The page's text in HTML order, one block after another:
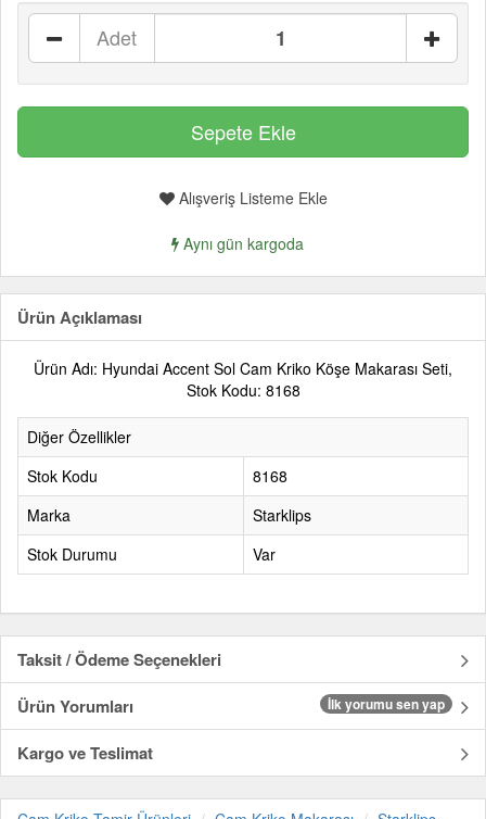
Adet
Alışveriş Listeme Ekle
Aynı gün kargoda
Ürün Açıklaması
Ürün Adı: Hyundai Accent Sol Cam Kriko Köşe Makarası Seti,
Stok Kodu: 8168
Diğer Özellikler
Stok Kodu
8168
Marka
Starklips
Stok Durumu
Var
Taksit / Ödeme Seçenekleri
Ürün Yorumları
İlk yorumu sen yap
Kargo ve Teslimat